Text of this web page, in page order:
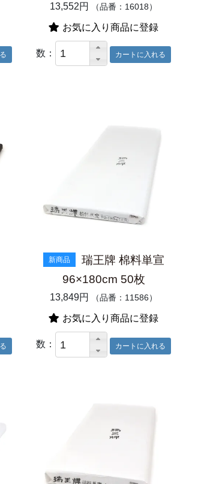
13,552円 （品番：16018）
お気に入り商品に登録
数：
新商品
瑞王牌 棉料単宣
96×180cm 50枚
13,849円 （品番：11586）
お気に入り商品に登録
数：